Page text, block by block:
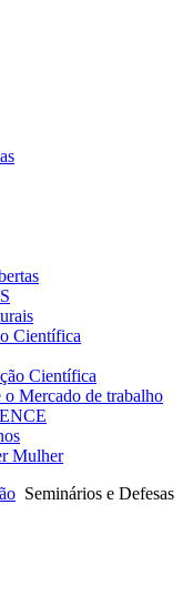
Científica
Científica
Mercado de trabalho
Mulher
Seminários e Defesas